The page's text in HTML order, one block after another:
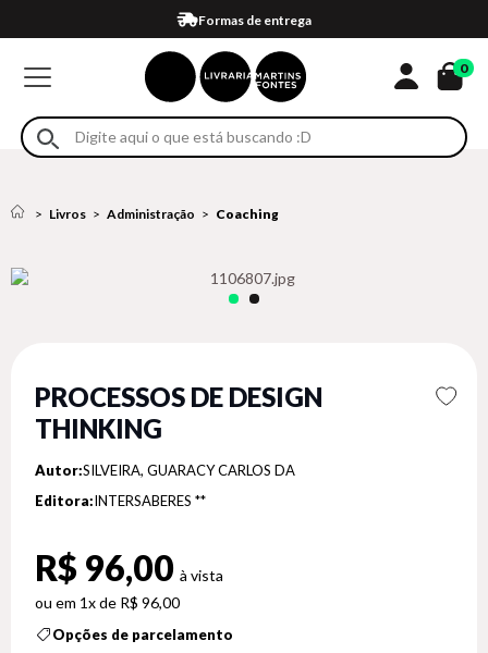
Formas de entrega
Compra 100% segura
Em até 4x sem juros no cartão*
Retire na loja
Eventos
0
Livros Administração Coaching
PROCESSOS DE DESIGN
THINKING
Autor:SILVEIRA, GUARACY CARLOS DA
Editora:INTERSABERES **
R$ 96,00
1x de R$ 96,00
Opções de parcelamento